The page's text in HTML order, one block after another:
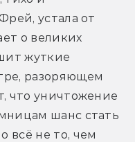
устала от
о великих
жуткие
разоряющем
что уничтожение
шанс стать
всё не то, чем